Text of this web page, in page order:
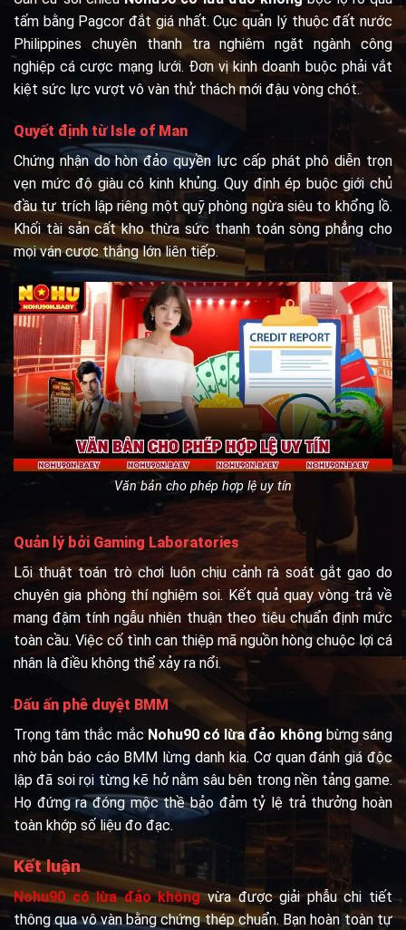
tấm bằng Pagcor đắt giá nhất. Cục quản lý thuộc đất nước
Philippines chuyên thanh tra nghiêm ngặt ngành công
nghiệp cá cược mạng lưới. Đơn vị kinh doanh buộc phải vắt
kiệt sức lực vượt vô vàn thử thách mới đậu vòng chót.
Quyết định từ Isle of Man
Chứng nhận do hòn đảo quyền lực cấp phát phô diễn trọn
vẹn mức độ giàu có kinh khủng. Quy định ép buộc giới chủ
đầu tư trích lập riêng một quỹ phòng ngừa siêu to khổng lồ.
Khối tài sản cất kho thừa sức thanh toán sòng phẳng cho
mọi ván cược thắng lớn liên tiếp.
Văn bản cho phép hợp lệ uy tín
Quản lý bởi Gaming Laboratories
Lõi thuật toán trò chơi luôn chịu cảnh rà soát gắt gao do
chuyên gia phòng thí nghiệm soi. Kết quả quay vòng trả về
mang đậm tính ngẫu nhiên thuận theo tiêu chuẩn định mức
toàn cầu. Việc cố tình can thiệp mã nguồn hòng chuộc lợi cá
nhân là điều không thể xảy ra nổi.
Dấu ấn phê duyệt BMM
Trọng tâm thắc mắc Nohu90 có lừa đảo không bừng sáng
nhờ bản báo cáo BMM lừng danh kia. Cơ quan đánh giá độc
lập đã soi rọi từng kẽ hở nằm sâu bên trong nền tảng game.
Họ đứng ra đóng mộc thề bảo đảm tỷ lệ trả thưởng hoàn
toàn khớp số liệu đo đạc.
Kết luận
Nohu90 có lừa đảo khôngvừa được giải phẫu chi tiết
thông qua vô vàn bằng chứng thép chuẩn. Bạn hoàn toàn tự